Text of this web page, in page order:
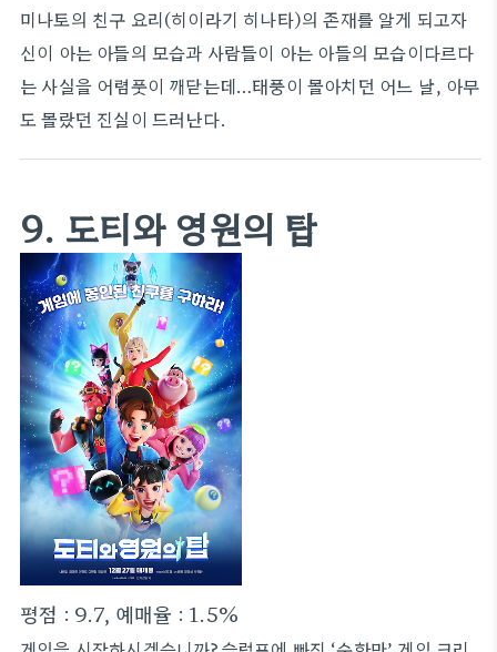
미나토의 친구 요리(히이라기 히나타)의 존재를 알게 되고자
신이 아는 아들의 모습과 사람들이 아는 아들의 모습이다르다
는 사실을 어렴풋이 깨닫는데…태풍이 몰아치던 어느 날, 아무
도 몰랐던 진실이 드러난다.
9. 도티와 영원의 탑
평점 : 9.7, 예매율 : 1.5%